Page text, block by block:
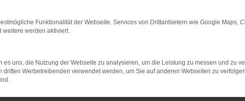
bestimmter Seiten verhindern. Funktioniert die Seite in einem
beheben.
auf dem neuesten Stand sind.
kann auch dazu führen, dass bestimmte Funktionen nicht
uns bitte. Wir werden versuchen, das Problem zu beheben.
Funktionalität der Webseite. Services von Drittanbietern wie Google Maps,
weitere werden aktiviert.
es uns, die Nutzung der Webseite zu analysieren, um die Leistung zu messen und zu
dritten Werbetreibenden verwendet werden, um Sie auf anderen Webseiten zu